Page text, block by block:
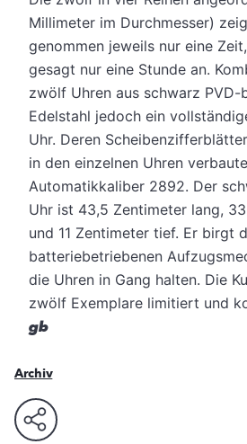
Millimeter im Durchmesser)
genommen jeweils nur eine
gesagt nur eine Stunde an.
zwölf Uhren aus schwarz PVD-
Edelstahl jedoch ein
Uhr. Deren
in den einzelnen Uhren
Automatikkaliber 2892. Der
Uhr ist 43,5 Zentimeter lang,
und 11 Zentimeter tief. Er birgt
batteriebetriebenen
die Uhren in Gang halten. Die
zwölf Exemplare limitiert und
gb
Archiv